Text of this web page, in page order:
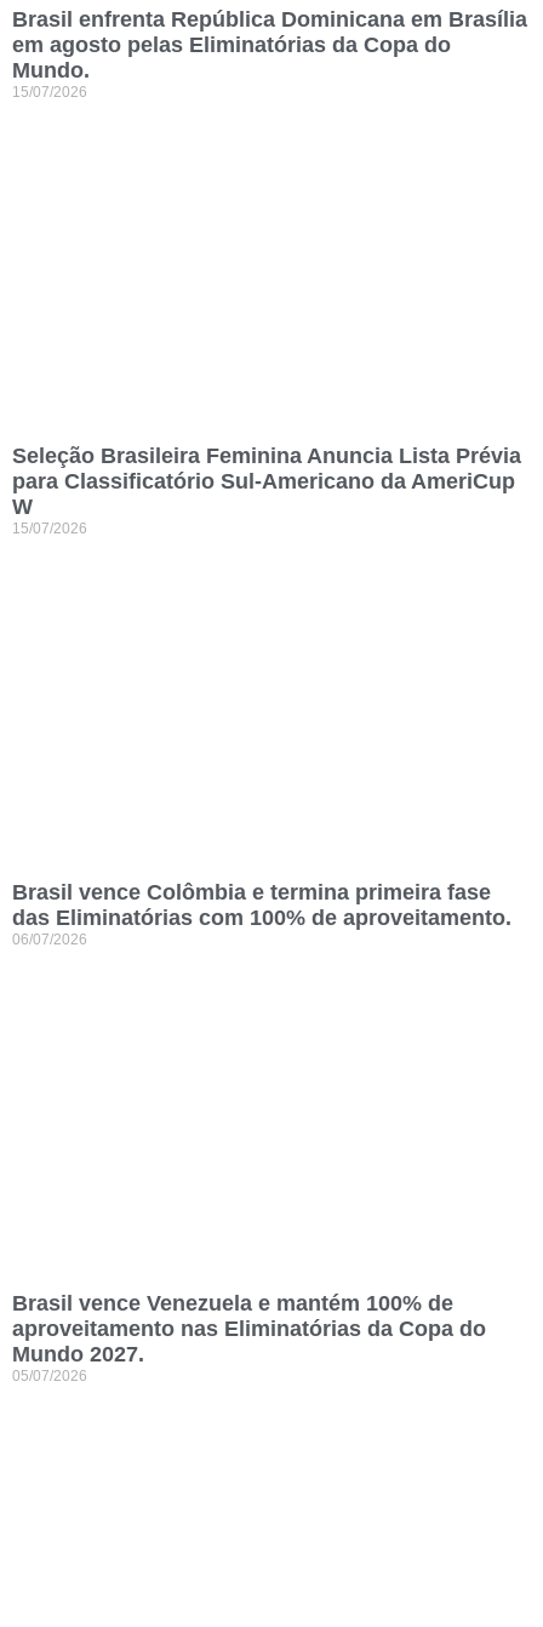
Brasil enfrenta República Dominicana em Brasília
em agosto pelas Eliminatórias da Copa do
Mundo.
15/07/2026
Seleção Brasileira Feminina Anuncia Lista Prévia
para Classificatório Sul-Americano da AmeriCup
W
15/07/2026
Brasil vence Colômbia e termina primeira fase
das Eliminatórias com 100% de aproveitamento.
06/07/2026
Brasil vence Venezuela e mantém 100% de
aproveitamento nas Eliminatórias da Copa do
Mundo 2027.
05/07/2026